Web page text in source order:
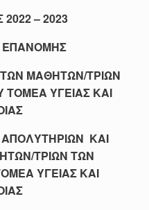
– 2023
ΕΠΑΝΟΜΗΣ
ΜΑΘΗΤΩΝ/ΤΡΙΩΝ
ΤΟΜΕΑ ΥΓΕΙΑΣ ΚΑΙ
ΚΑΙ
ΤΡΙΩΝ ΤΩΝ
ΥΓΕΙΑΣ ΚΑΙ